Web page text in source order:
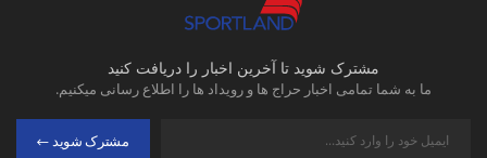
مشترک شوید تا آخرین اخبار را دریافت کنید
ما به شما تمامی اخبار حراج ها و رویداد ها را اطلاع رسانی میکنیم.
مشترک شوید